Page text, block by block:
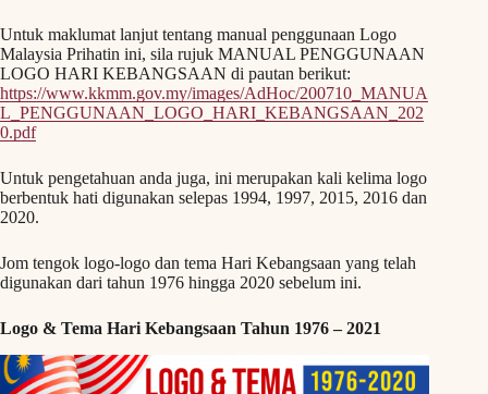
Untuk maklumat lanjut tentang manual penggunaan Logo
Malaysia Prihatin ini, sila rujuk MANUAL PENGGUNAAN
LOGO HARI KEBANGSAAN di pautan berikut:
https://www.kkmm.gov.my/images/AdHoc/200710_MANUA
L_PENGGUNAAN_LOGO_HARI_KEBANGSAAN_202
0.pdf
Untuk pengetahuan anda juga, ini merupakan kali kelima logo
berbentuk hati digunakan selepas 1994, 1997, 2015, 2016 dan
2020.
Jom tengok logo-logo dan tema Hari Kebangsaan yang telah
digunakan dari tahun 1976 hingga 2020 sebelum ini.
Logo & Tema Hari Kebangsaan Tahun 1976 – 2021